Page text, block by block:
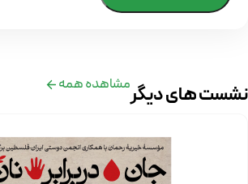
نشست های دیگرمشاهده همه